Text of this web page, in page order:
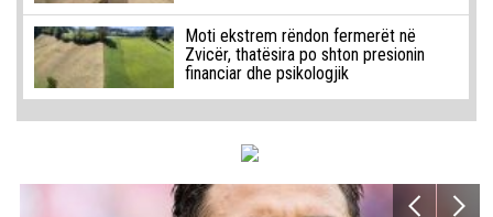
Moti ekstrem rëndon fermerët në
Zvicër, thatësira po shton presionin
financiar dhe psikologjik